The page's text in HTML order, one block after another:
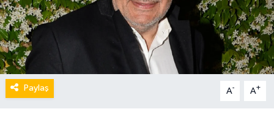
Paylaş A- A+